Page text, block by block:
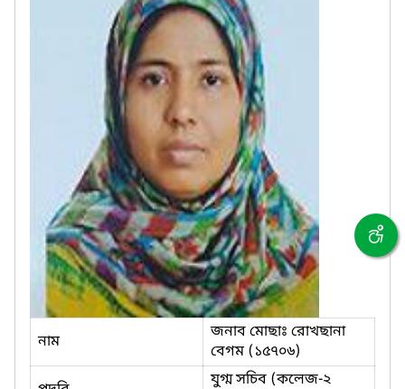
নাম
জনাব মোছাঃ রোখছানা
বেগম (১৫৭০৬)
যুগ্ম সচিব (কলেজ-২